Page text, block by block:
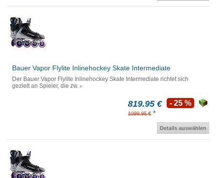
Bauer Vapor Flylite Inlinehockey Skate Intermediate
Der Bauer Vapor Flylite Inlinehockey Skate Intermediate richtet sich
gezielt an Spieler, die zw.
819.95 €
1099.95 € *
- 25 %
Details auswählen